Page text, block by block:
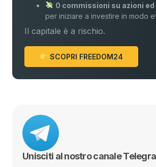
0 commissioni su azioni ed
per iniziare a investire in modo
Il capitale è a rischio.
SCOPRI FREEDOM24
Unisciti al nostro canale